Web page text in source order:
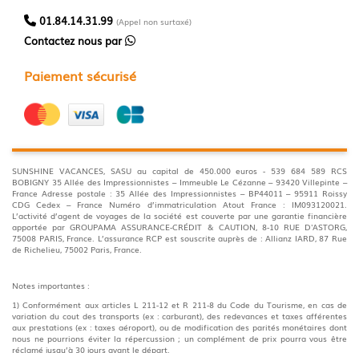
01.84.14.31.99 (Appel non surtaxé)
Contactez nous par
Paiement sécurisé
SUNSHINE VACANCES, SASU au capital de 450.000 euros - 539 684 589 RCS
BOBIGNY 35 Allée des Impressionnistes – Immeuble Le Cézanne – 93420 Villepinte –
France Adresse postale : 35 Allée des Impressionnistes – BP44011 – 95911 Roissy
CDG Cedex – France Numéro d’immatriculation Atout France : IM093120021.
L’activité d’agent de voyages de la société est couverte par une garantie financière
apportée par GROUPAMA ASSURANCE-CRÉDIT & CAUTION, 8-10 RUE D'ASTORG,
75008 PARIS, France. L’assurance RCP est souscrite auprès de : Allianz IARD, 87 Rue
de Richelieu, 75002 Paris, France.
Notes importantes :
1) Conformément aux articles L 211-12 et R 211-8 du Code du Tourisme, en cas de
variation du cout des transports (ex : carburant), des redevances et taxes afférentes
aux prestations (ex : taxes aéroport), ou de modification des parités monétaires dont
nous ne pourrions éviter la répercussion ; un complément de prix pourra vous être
réclamé jusqu’à 30 jours avant le départ.